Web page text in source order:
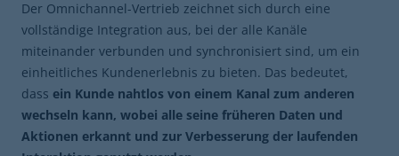
Der Omnichannel-Vertrieb zeichnet sich durch eine
vollständige Integration aus, bei der alle Kanäle
miteinander verbunden und synchronisiert sind, um ein
einheitliches Kundenerlebnis zu bieten. Das bedeutet,
dass ein Kunde nahtlos von einem Kanal zum anderen
wechseln kann, wobei alle seine früheren Daten und
Aktionen erkannt und zur Verbesserung der laufenden